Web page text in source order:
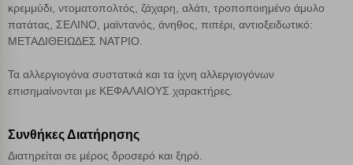
κρεμμύδι, ντοματοπολτός, ζάχαρη, αλάτι, τροποποιημένο άμυλο
πατάτας, ΣΕΛΙΝΟ, μαϊντανός, άνηθος, πιπέρι, αντιοξειδωτικό:
ΜΕΤΑΔΙΘΕΙΩΔΕΣ ΝΑΤΡΙΟ.
Τα αλλεργιογόνα συστατικά και τα ίχνη αλλεργιογόνων
επισημαίνονται με ΚΕΦΑΛΑΙΟΥΣ χαρακτήρες.
Συνθήκες Διατήρησης
Διατηρείται σε μέρος δροσερό και ξηρό.